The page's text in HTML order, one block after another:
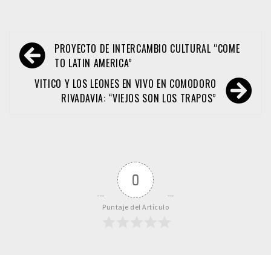
Navegación
de
entradas
PROYECTO DE INTERCAMBIO CULTURAL “COME
TO LATIN AMERICA”
VITICO Y LOS LEONES EN VIVO EN COMODORO
RIVADAVIA: “VIEJOS SON LOS TRAPOS”
0
Puntaje del Artículo